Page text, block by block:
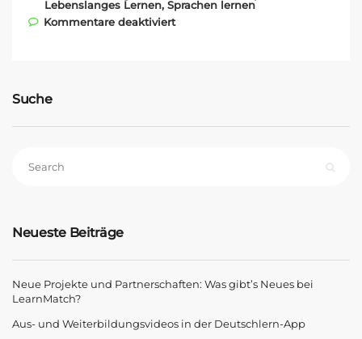
Lebenslanges Lernen, Sprachen lernen
Kommentare deaktiviertfür Bockholdt GmbH & Co. KG –
Suche
Neueste Beiträge
Neue Projekte und Partnerschaften: Was gibt’s Neues bei
LearnMatch?
Aus- und Weiterbildungsvideos in der Deutschlern-App